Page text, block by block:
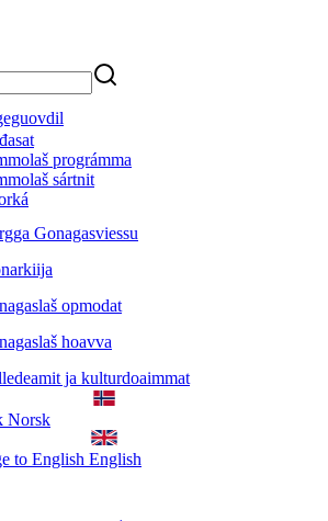
prográmma
sártnit
Gonagasviessu
opmodat
hoavva
ja kulturdoaimmat
Norsk
to English English